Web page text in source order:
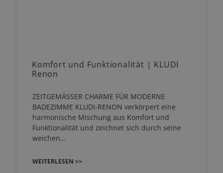
Komfort und Funktionalität | KLUDI
Renon
ZEITGEMÄSSER CHARME FÜR MODERNE
BADEZIMME KLUDI-RENON verkörpert eine
harmonische Mischung aus Komfort und
Funktionalität und zeichnet sich durch seine
weichen…
WEITERLESEN >>